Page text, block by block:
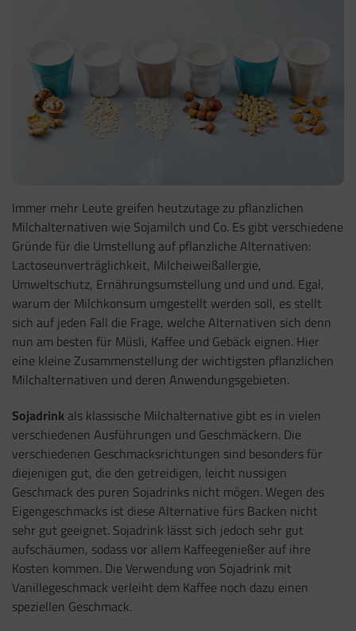
Immer mehr Leute greifen heutzutage zu pflanzlichen
Milchalternativen wie Sojamilch und Co. Es gibt verschiedene
Gründe für die Umstellung auf pflanzliche Alternativen:
Lactoseunverträglichkeit, Milcheiweißallergie,
Umweltschutz, Ernährungsumstellung und und und. Egal,
warum der Milchkonsum umgestellt werden soll, es stellt
sich auf jeden Fall die Frage, welche Alternativen sich denn
nun am besten für Müsli, Kaffee und Gebäck eignen. Hier
eine kleine Zusammenstellung der wichtigsten pflanzlichen
Milchalternativen und deren Anwendungsgebieten.
Sojadrink als klassische Milchalternative gibt es in vielen
verschiedenen Ausführungen und Geschmäckern. Die
verschiedenen Geschmacksrichtungen sind besonders für
diejenigen gut, die den getreidigen, leicht nussigen
Geschmack des puren Sojadrinks nicht mögen. Wegen des
Eigengeschmacks ist diese Alternative fürs Backen nicht
sehr gut geeignet. Sojadrink lässt sich jedoch sehr gut
aufschäumen, sodass vor allem Kaffeegenießer auf ihre
Kosten kommen. Die Verwendung von Sojadrink mit
Vanillegeschmack verleiht dem Kaffee noch dazu einen
speziellen Geschmack.